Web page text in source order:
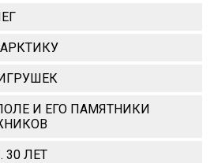
И ЕГО ПАМЯТНИКИ
30 ЛЕТ